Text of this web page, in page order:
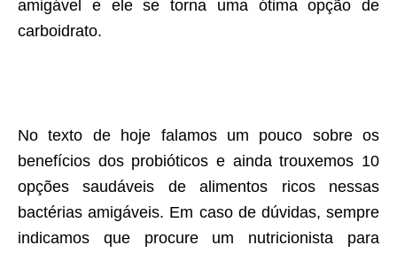
amigável e ele se torna uma ótima opção de
carboidrato.
No texto de hoje falamos um pouco sobre os
benefícios dos probióticos e ainda trouxemos 10
opções saudáveis de alimentos ricos nessas
bactérias amigáveis. Em caso de dúvidas, sempre
indicamos que procure um nutricionista para